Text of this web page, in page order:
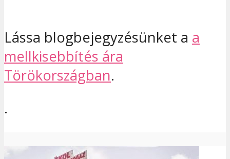
Lássa blogbejegyzésünket a a
mellkisebbítés ára
Törökországban.
.